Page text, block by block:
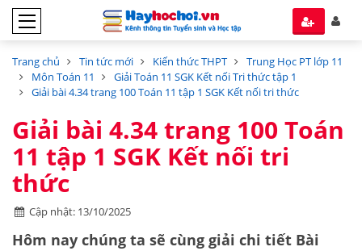
Trang chủ Tin tức mới Kiến thức THPT
Trung Học PT lớp 11
Môn Toán 11
Giải Toán 11 SGK Kết nối Tri thức tập 1
Giải bài 4.34 trang 100 Toán 11 tập 1 SGK Kết nối tri thức
Giải bài 4.34 trang 100 Toán
11 tập 1 SGK Kết nối tri
thức
Cập nhật: 13/10/2025
Hôm nay chúng ta sẽ cùng giải chi tiết Bài